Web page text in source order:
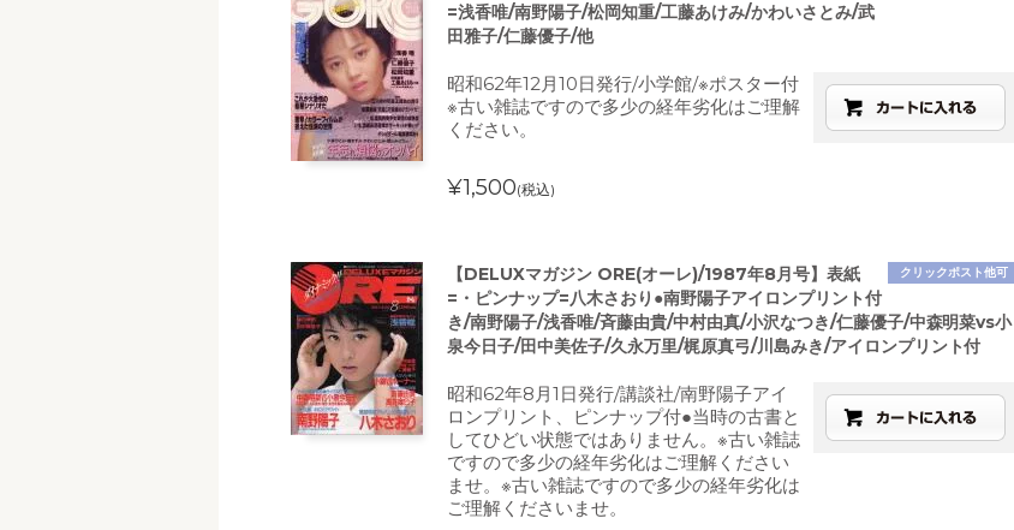
=浅香唯/南野陽子/松岡知重/工藤あけみ/かわいさとみ/武
田雅子/仁藤優子/他
昭和62年12月10日発行/小学館/※ポスター付
※古い雑誌ですので多少の経年劣化はご理解
ください。
¥1,500(税込)
クリックポスト他可
【DELUXマガジン ORE(オーレ)/1987年8月号】表紙
=・ピンナップ=八木さおり●南野陽子アイロンプリント付
き/南野陽子/浅香唯/斉藤由貴/中村由真/小沢なつき/仁藤優子/中森明菜vs小
泉今日子/田中美佐子/久永万里/梶原真弓/川島みき/アイロンプリント付
昭和62年8月1日発行/講談社/南野陽子アイ
ロンプリント、ピンナップ付●当時の古書と
してひどい状態ではありません。※古い雑誌
ですので多少の経年劣化はご理解ください
ませ。※古い雑誌ですので多少の経年劣化は
ご理解くださいませ。